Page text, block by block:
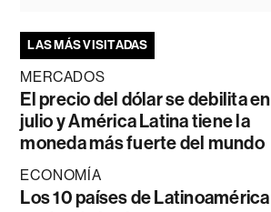
LAS MÁS VISITADAS
MERCADOS
El precio del dólar se debilita en
julio y América Latina tiene la
moneda más fuerte del mundo
ECONOMÍA
Los 10 países de Latinoamérica